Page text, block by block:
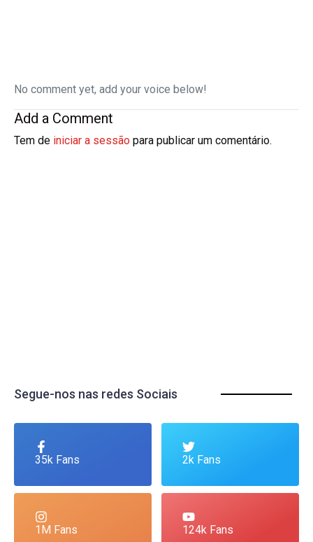
No comment yet, add your voice below!
Add a Comment
Tem de iniciar a sessão para publicar um comentário.
Segue-nos nas redes Sociais
35k Fans 2k Fans
1M Fans 124k Fans